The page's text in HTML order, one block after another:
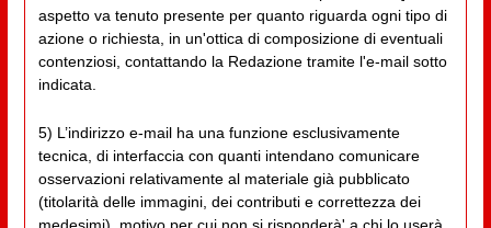
aspetto va tenuto presente per quanto riguarda ogni tipo di
azione o richiesta, in un'ottica di composizione di eventuali
contenziosi, contattando la Redazione tramite l'e-mail sotto
indicata.
5) L’indirizzo e-mail ha una funzione esclusivamente
tecnica, di interfaccia con quanti intendano comunicare
osservazioni relativamente al materiale già pubblicato
(titolarità delle immagini, dei contributi e correttezza dei
medesimi), motivo per cui non si risponderà' a chi lo userà